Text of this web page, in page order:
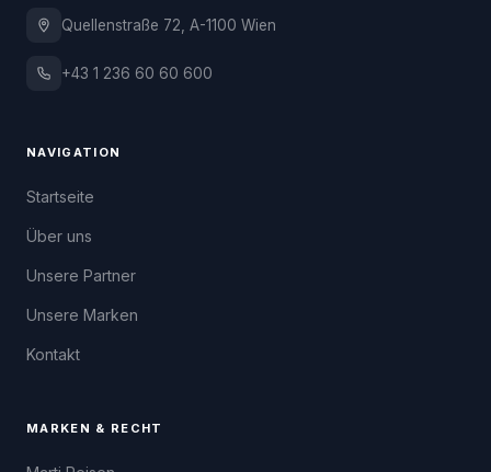
Quellenstraße 72, A-1100 Wien
+43 1 236 60 60 600
NAVIGATION
Startseite
Über uns
Unsere Partner
Unsere Marken
Kontakt
MARKEN & RECHT